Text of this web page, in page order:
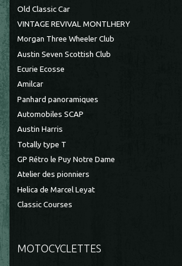
Old Classic Car
VINTAGE REVIVAL MONTLHERY
Morgan Three Wheeler Club
Austin Seven Scottish Club
Ecurie Ecosse
Amilcar
Panhard panoramiques
Automobiles SCAP
Austin Harris
Totally type T
GP Rétro le Puy Notre Dame
Atelier des pionniers
Helica de Marcel Leyat
Classic Courses
MOTOCYCLETTES